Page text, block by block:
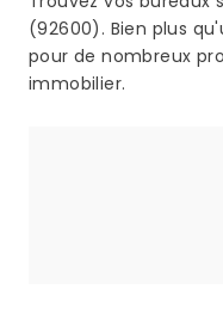
(92600). Bien plus
pour de nombreux
immobilier.